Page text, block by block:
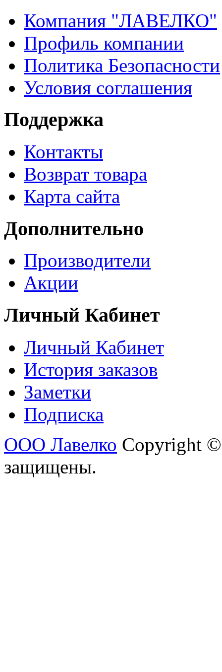
Компания "ЛАВЕЛКО"
Профиль компании
Политика Безопасности
Условия соглашения
Поддержка
Контакты
Возврат товара
Карта сайта
Дополнительно
Производители
Акции
Личный Кабинет
Личный Кабинет
История заказов
Заметки
Подписка
ООО Лавелко Copyright ©
защищены.